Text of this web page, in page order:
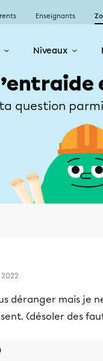
Enseignants
Niveaux
question
déranger mais je
(désoler des